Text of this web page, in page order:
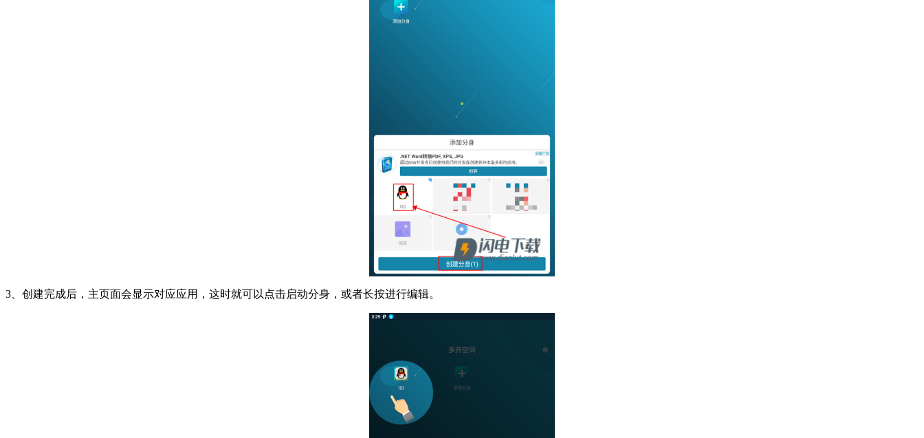
3、创建完成后，主页面会显示对应应用，这时就可以点击启动分身，或者长按进行编辑。